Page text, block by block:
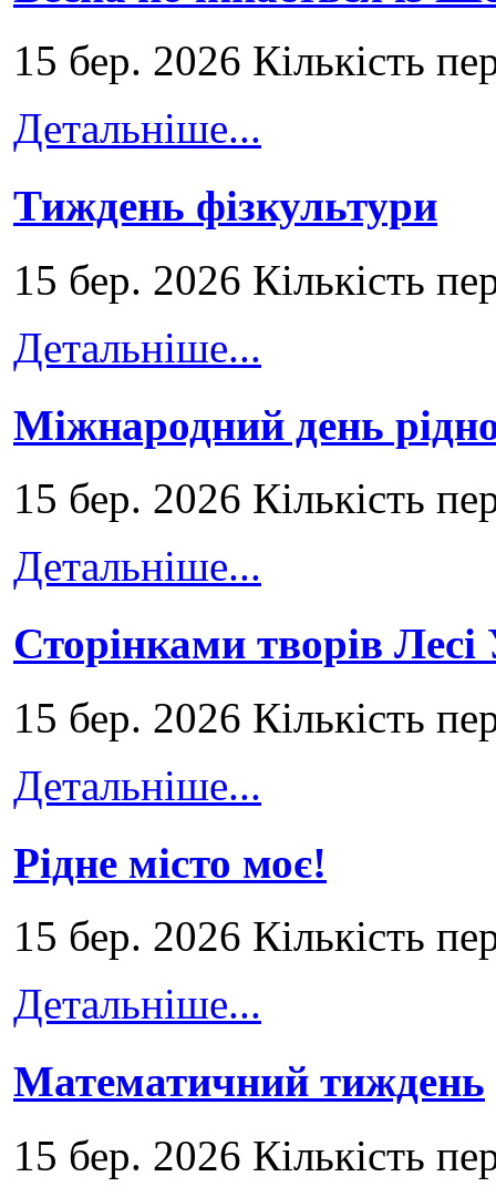
15 бер. 2026 Кількість
Детальніше...
Тиждень фізкультури
15 бер. 2026 Кількість
Детальніше...
Міжнародний день
15 бер. 2026 Кількість
Детальніше...
Сторінками творів
15 бер. 2026 Кількість
Детальніше...
Рідне місто моє!
15 бер. 2026 Кількість
Детальніше...
Математичний тиждень
15 бер. 2026 Кількість